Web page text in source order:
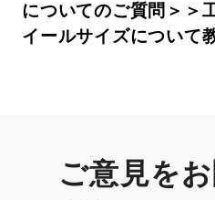
についてのご質問＞＞
イールサイズについて
ご意見を